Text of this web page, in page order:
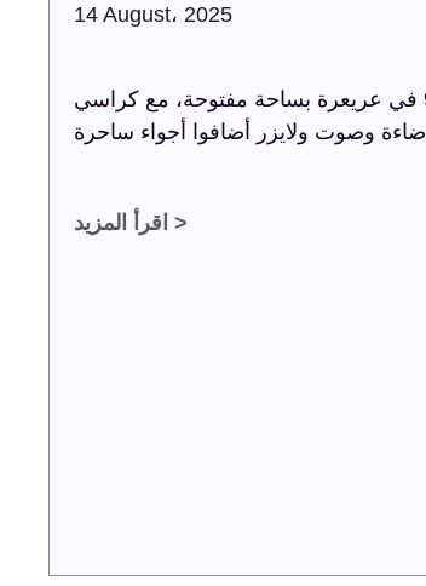
14 August، 2025
ترفيه الشرقية تحتفل باليوم الوطني 93 في عريعرة بساحة مفتوحة، مع كراسي VIP، مسرح، وشاشة
اقرأ المزيد >